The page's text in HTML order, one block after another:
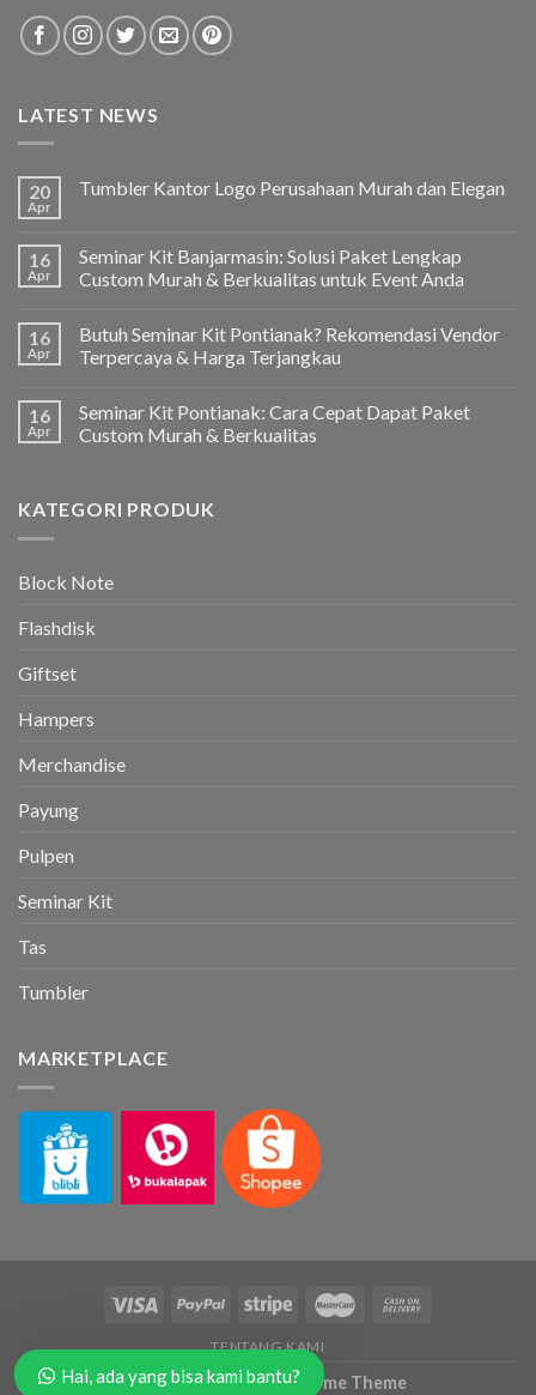
LATEST NEWS
20
Apr
Tumbler Kantor Logo Perusahaan Murah dan Elegan
16
Apr
Seminar Kit Banjarmasin: Solusi Paket Lengkap
Custom Murah & Berkualitas untuk Event Anda
16
Apr
Butuh Seminar Kit Pontianak? Rekomendasi Vendor
Terpercaya & Harga Terjangkau
16
Apr
Seminar Kit Pontianak: Cara Cepat Dapat Paket
Custom Murah & Berkualitas
KATEGORI PRODUK
Block Note
Flashdisk
Giftset
Hampers
Merchandise
Payung
Pulpen
Seminar Kit
Tas
Tumbler
MARKETPLACE
TENTANG KAMI
Copyright 2026 ©Flatsome Theme
Hai, ada yang bisa kami bantu?